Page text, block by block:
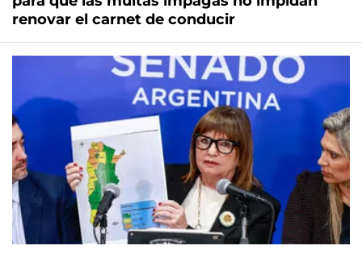
renovar el carnet de conducir